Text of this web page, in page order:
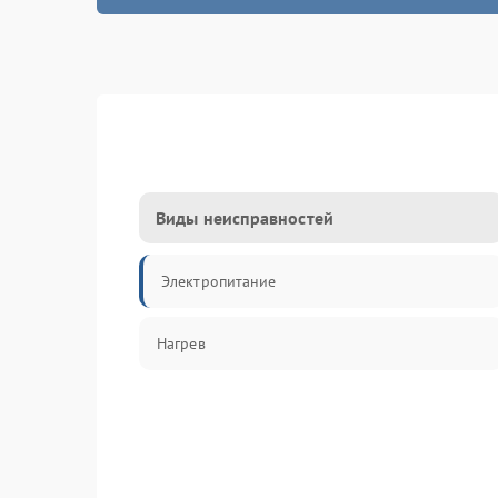
Виды неисправностей
Электропитание
Нагрев